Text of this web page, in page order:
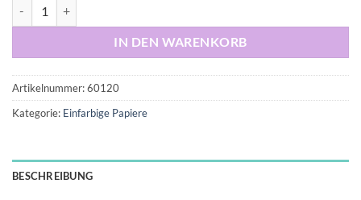
IN DEN WARENKORB
Artikelnummer:60120
Kategorie: Einfarbige Papiere
BESCHREIBUNG